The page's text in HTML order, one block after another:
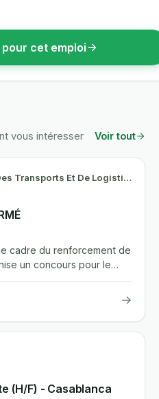
cet emploi
vous intéresser Voir tout
Société Nationales Des Transports Et De Logistique-SNTL
cadre du renforcement de
un concours pour le
→
(H/F) - Casablanca